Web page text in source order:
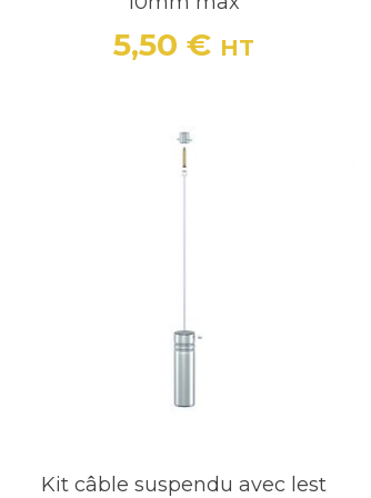
Prix
5,50 € HT
Kit câble suspendu avec lest